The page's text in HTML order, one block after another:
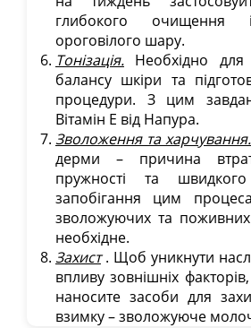
глибокого очищення
ороговілого шару.
Тонізація.Необхідно для
балансу шкіри та
процедури. З цим
Вітамін Е від Напура.
Зволоження та харчування.
дерми – причина
пружності та
запобігання цим
зволожуючих та
необхідне.
Захист. Щоб уникнути
впливу зовнішніх
наносите засоби для
взимку – зволожуюче